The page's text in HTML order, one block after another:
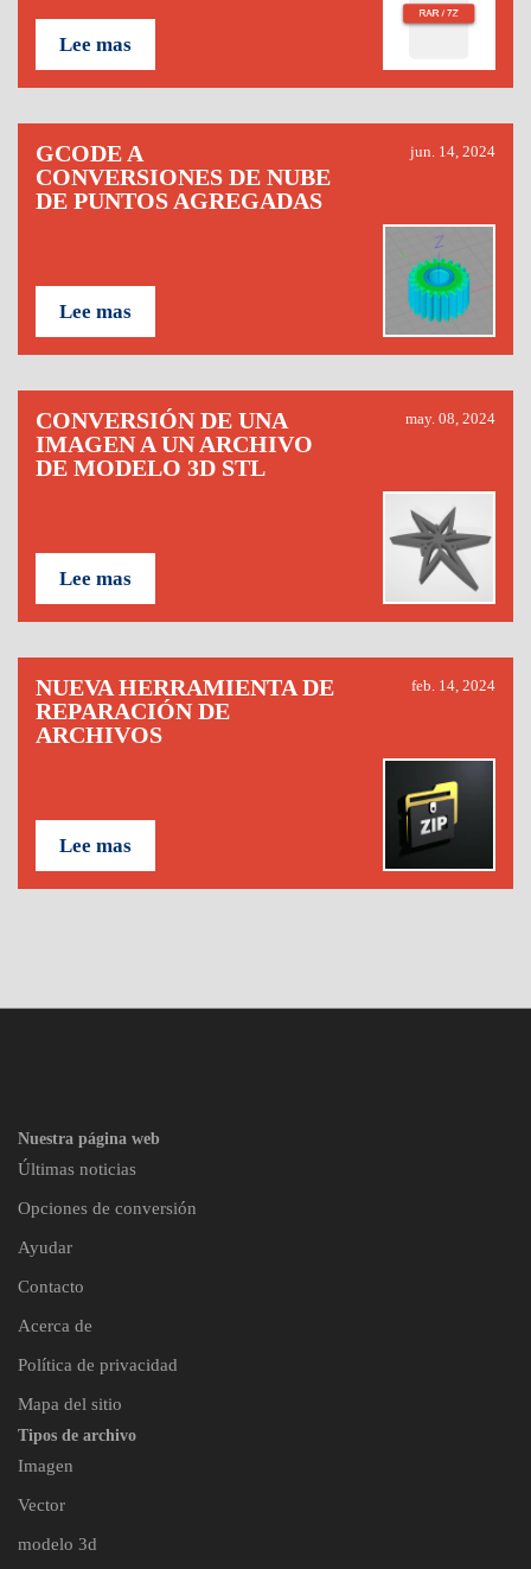
Lee mas
GCODE A
CONVERSIONES DE NUBE
DE PUNTOS AGREGADAS
jun. 14, 2024
Lee mas
CONVERSIÓN DE UNA
IMAGEN A UN ARCHIVO
DE MODELO 3D STL
may. 08, 2024
Lee mas
NUEVA HERRAMIENTA DE
REPARACIÓN DE
ARCHIVOS
feb. 14, 2024
Lee mas
Nuestra página web
Últimas noticias
Opciones de conversión
Ayudar
Contacto
Acerca de
Política de privacidad
Mapa del sitio
Tipos de archivo
Imagen
Vector
modelo 3d